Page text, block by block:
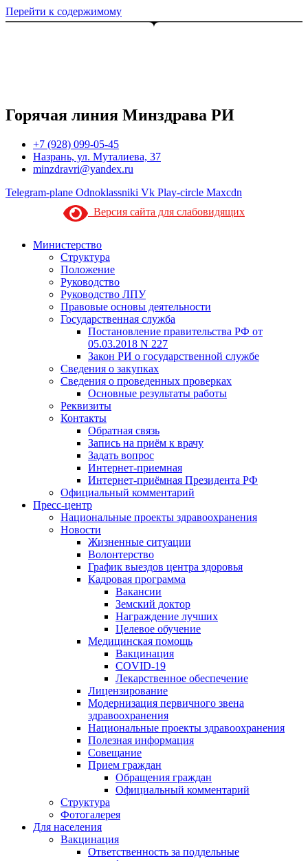
Перейти к содержимому
Горячая линия Минздрава РИ
+7 (928) 099-05-45
Назрань, ул. Муталиева, 37
minzdravri@yandex.ru
Telegram-plane Odnoklassniki Vk Play-circle Maxcdn
Версия сайта для слабовидящих
Министерство
Структура
Положение
Руководство
Руководство ЛПУ
Правовые основы деятельности
Государственная служба
Постановление правительства РФ от
05.03.2018 N 227
Закон РИ о государственной службе
Сведения о закупках
Сведения о проведенных проверках
Основные результаты работы
Реквизиты
Контакты
Обратная связь
Запись на приём к врачу
Задать вопрос
Интернет-приемная
Интернет-приёмная Президента РФ
Официальный комментарий
Пресс-центр
Национальные проекты здравоохранения
Новости
Жизненные ситуации
Волонтерство
График выездов центра здоровья
Кадровая программа
Вакансии
Земский доктор
Награждение лучших
Целевое обучение
Медицинская помощь
Вакцинация
COVID-19
Лекарственное обеспечение
Лицензирование
Модернизация первичного звена
здравоохранения
Национальные проекты здравоохранения
Полезная информация
Совещание
Прием граждан
Обращения граждан
Официальный комментарий
Структура
Фотогалерея
Для населения
Вакцинация
Ответственность за поддельные